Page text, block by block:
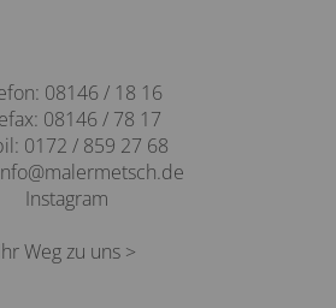
08146 / 18 16
08146 / 78 17
0172 / 859 27 68
Instagram
Weg zu uns >